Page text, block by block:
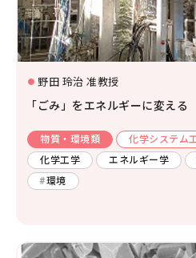
野田 玲治 准教授
「ごみ」をエネルギーに変える
物質・環境類
化学システム
化学工学
エネルギー学
環境